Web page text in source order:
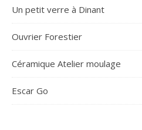
Un petit verre à Dinant
Ouvrier Forestier
Céramique Atelier moulage
Escar Go